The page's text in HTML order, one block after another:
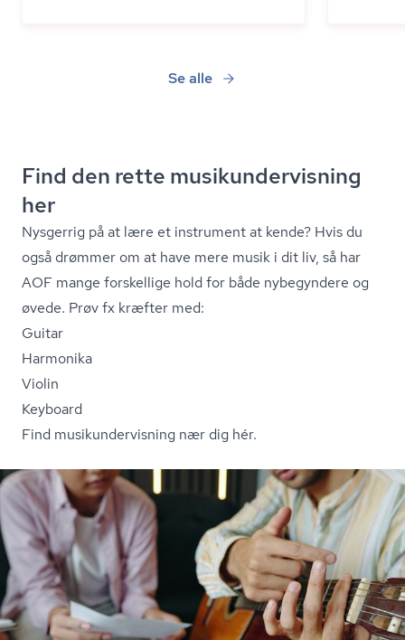
Se alle
Find den rette mu­si­kun­der­vis­ning
her
Nysgerrig på at lære et instrument at kende? Hvis du
også drømmer om at have mere musik i dit liv, så har
AOF mange forskellige hold for både nybegyndere og
øvede. Prøv fx kræfter med:
Guitar
Harmonika
Violin
Keyboard
Find mu­si­kun­der­vis­ning nær dig hér.